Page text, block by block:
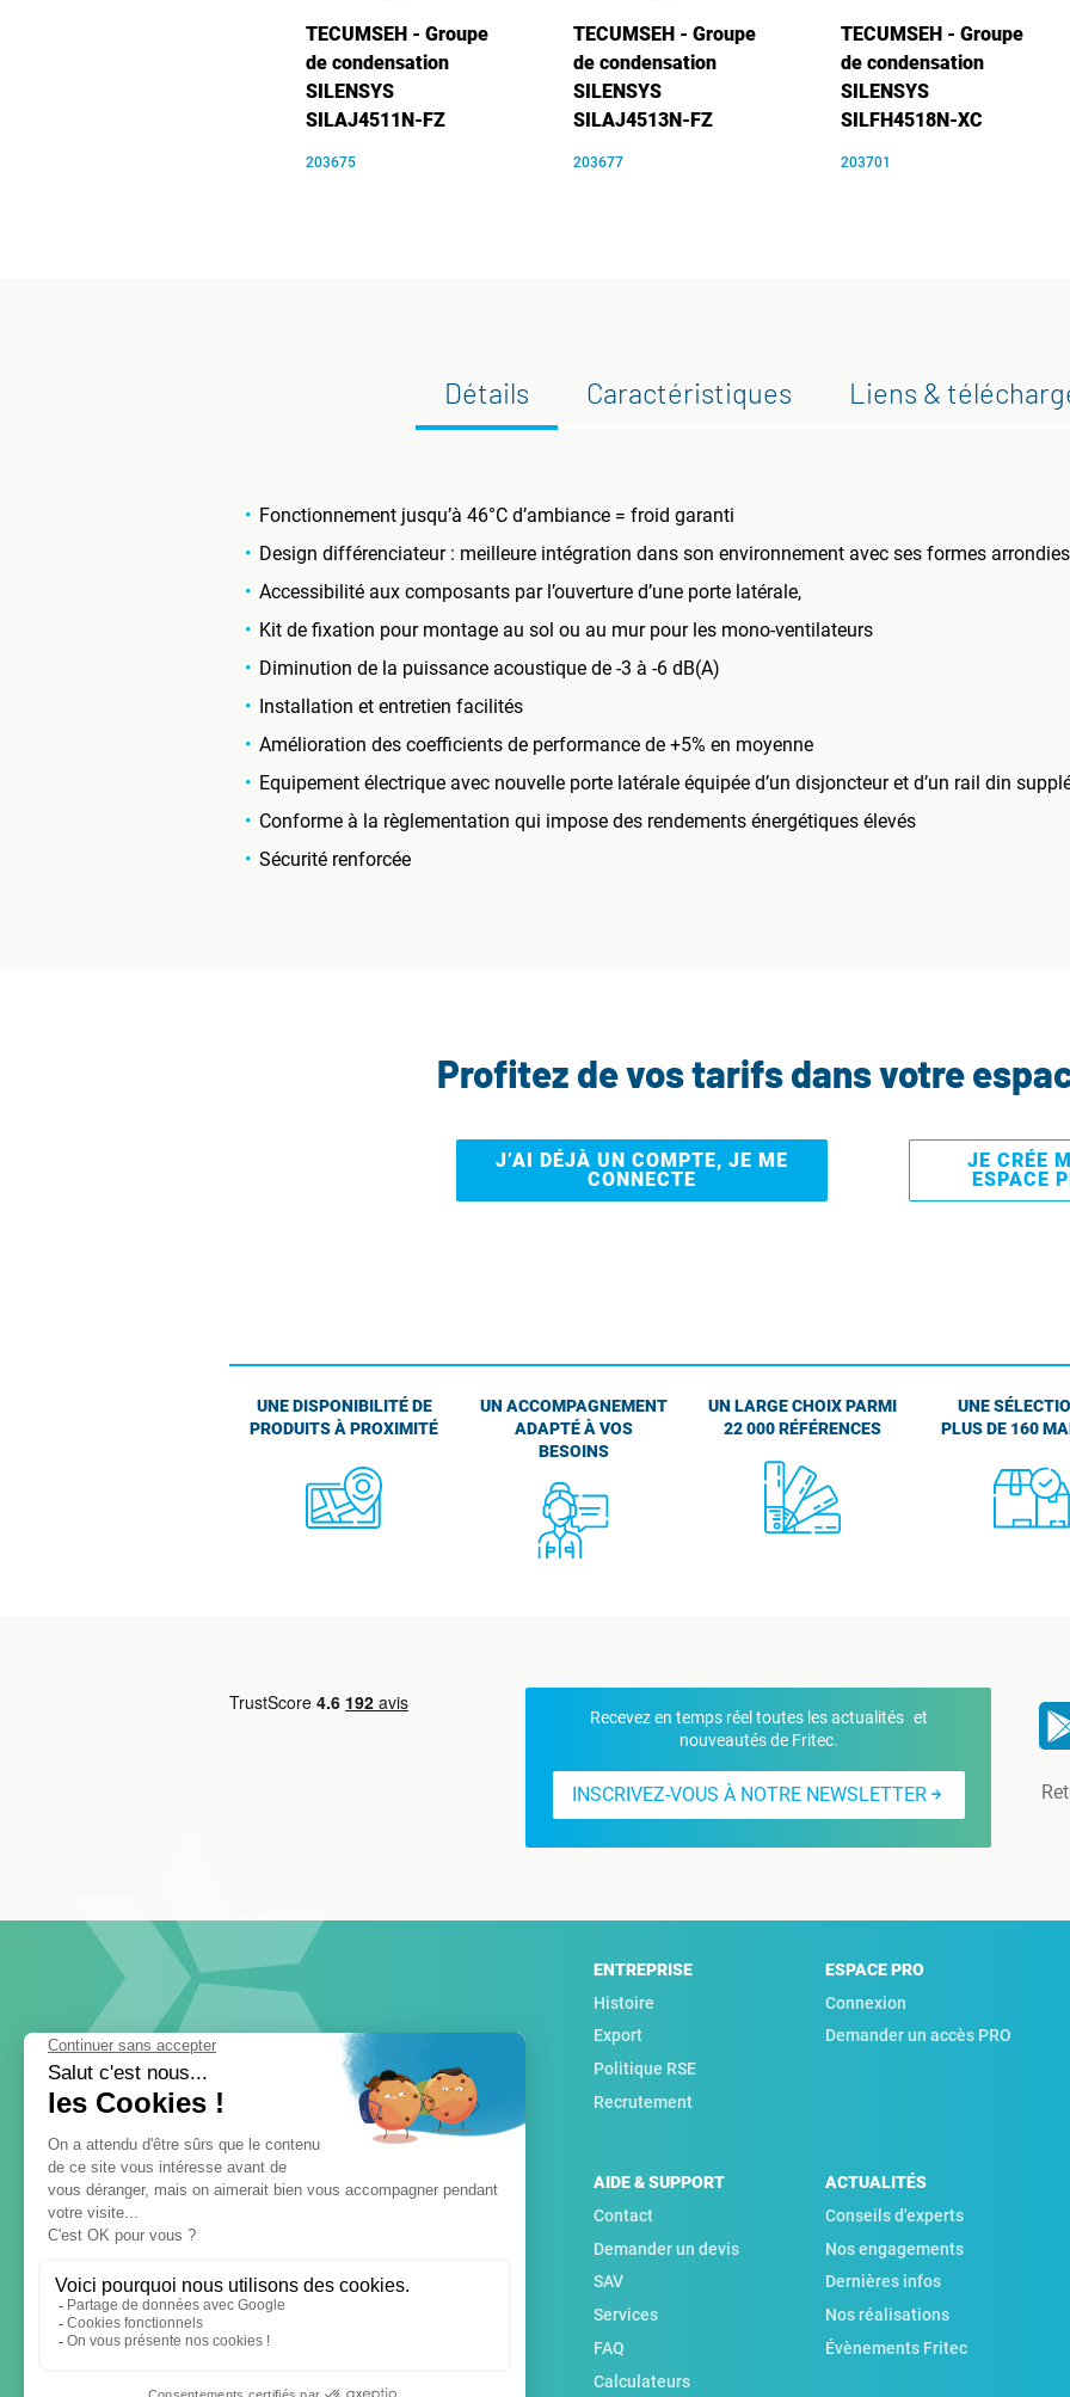
TECUMSEH - Groupe
de condensation
SILENSYS
SILAJ4511N-FZ
203675
TECUMSEH - Groupe
de condensation
SILENSYS
SILAJ4513N-FZ
203677
TECUMSEH - Groupe
de condensation
SILENSYS
SILFH4518N-XC
203701
Détails Caractéristiques Liens &
Fonctionnement jusqu’à 46°C d’ambiance = froid garanti
Design différenciateur : meilleure intégration dans son environnement avec ses formes arrondies
Accessibilité aux composants par l’ouverture d’une porte latérale,
Kit de fixation pour montage au sol ou au mur pour les mono-ventilateurs
Diminution de la puissance acoustique de -3 à -6 dB(A)
Installation et entretien facilités
Amélioration des coefficients de performance de +5% en moyenne
Equipement électrique avec nouvelle porte latérale équipée d’un disjoncteur et d’un rail din
Conforme à la règlementation qui impose des rendements énergétiques élevés
Sécurité renforcée
Profitez de vos tarifs dans votre
J’AI DÉJÀ UN COMPTE, JE ME
CONNECTE
JE CRÉE
ESPACE
UNE DISPONIBILITÉ DE
PRODUITS À PROXIMITÉ
UN ACCOMPAGNEMENT
ADAPTÉ À VOS
BESOINS
UN LARGE CHOIX PARMI
22 000 RÉFÉRENCES
UNE
PLUS DE 160
Recevez en temps réel toutes les actualités et
nouveautés de Fritec.
INSCRIVEZ-VOUS À NOTRE NEWSLETTER
ENTREPRISE
Histoire
Export
Politique RSE
Recrutement
ESPACE PRO
Connexion
Demander un accès PRO
AIDE & SUPPORT
Contact
Demander un devis
SAV
Services
FAQ
Calculateurs
ACTUALITÉS
Conseils d'experts
Nos engagements
Dernières infos
Nos réalisations
Évènements Fritec